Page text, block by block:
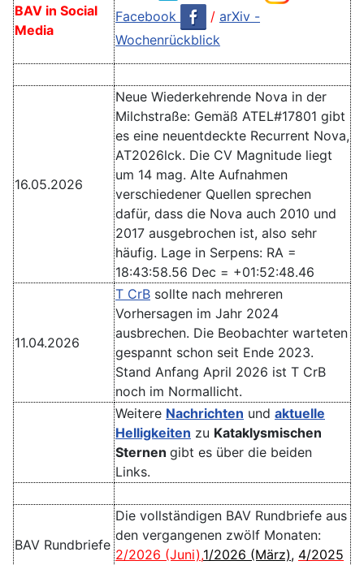
BAV in Social
Media
Facebook / arXiv -
Wochenrückblick
16.05.2026
Neue Wiederkehrende Nova in der
Milchstraße: Gemäß ATEL#17801 gibt
es eine neuentdeckte Recurrent Nova,
AT2026lck. Die CV Magnitude liegt
um 14 mag. Alte Aufnahmen
verschiedener Quellen sprechen
dafür, dass die Nova auch 2010 und
2017 ausgebrochen ist, also sehr
häufig. Lage in Serpens: RA =
18:43:58.56 Dec = +01:52:48.46
11.04.2026
T CrB sollte nach mehreren
Vorhersagen im Jahr 2024
ausbrechen. Die Beobachter warteten
gespannt schon seit Ende 2023.
Stand Anfang April 2026 ist T CrB
noch im Normallicht.
Weitere Nachrichten und aktuelle
Helligkeiten zu Kataklysmischen
Sternen gibt es über die beiden
Links.
BAV Rundbriefe
Die vollständigen BAV Rundbriefe aus
den vergangenen zwölf Monaten:
2/2026 (Juni),1/2026 (März), 4/2025